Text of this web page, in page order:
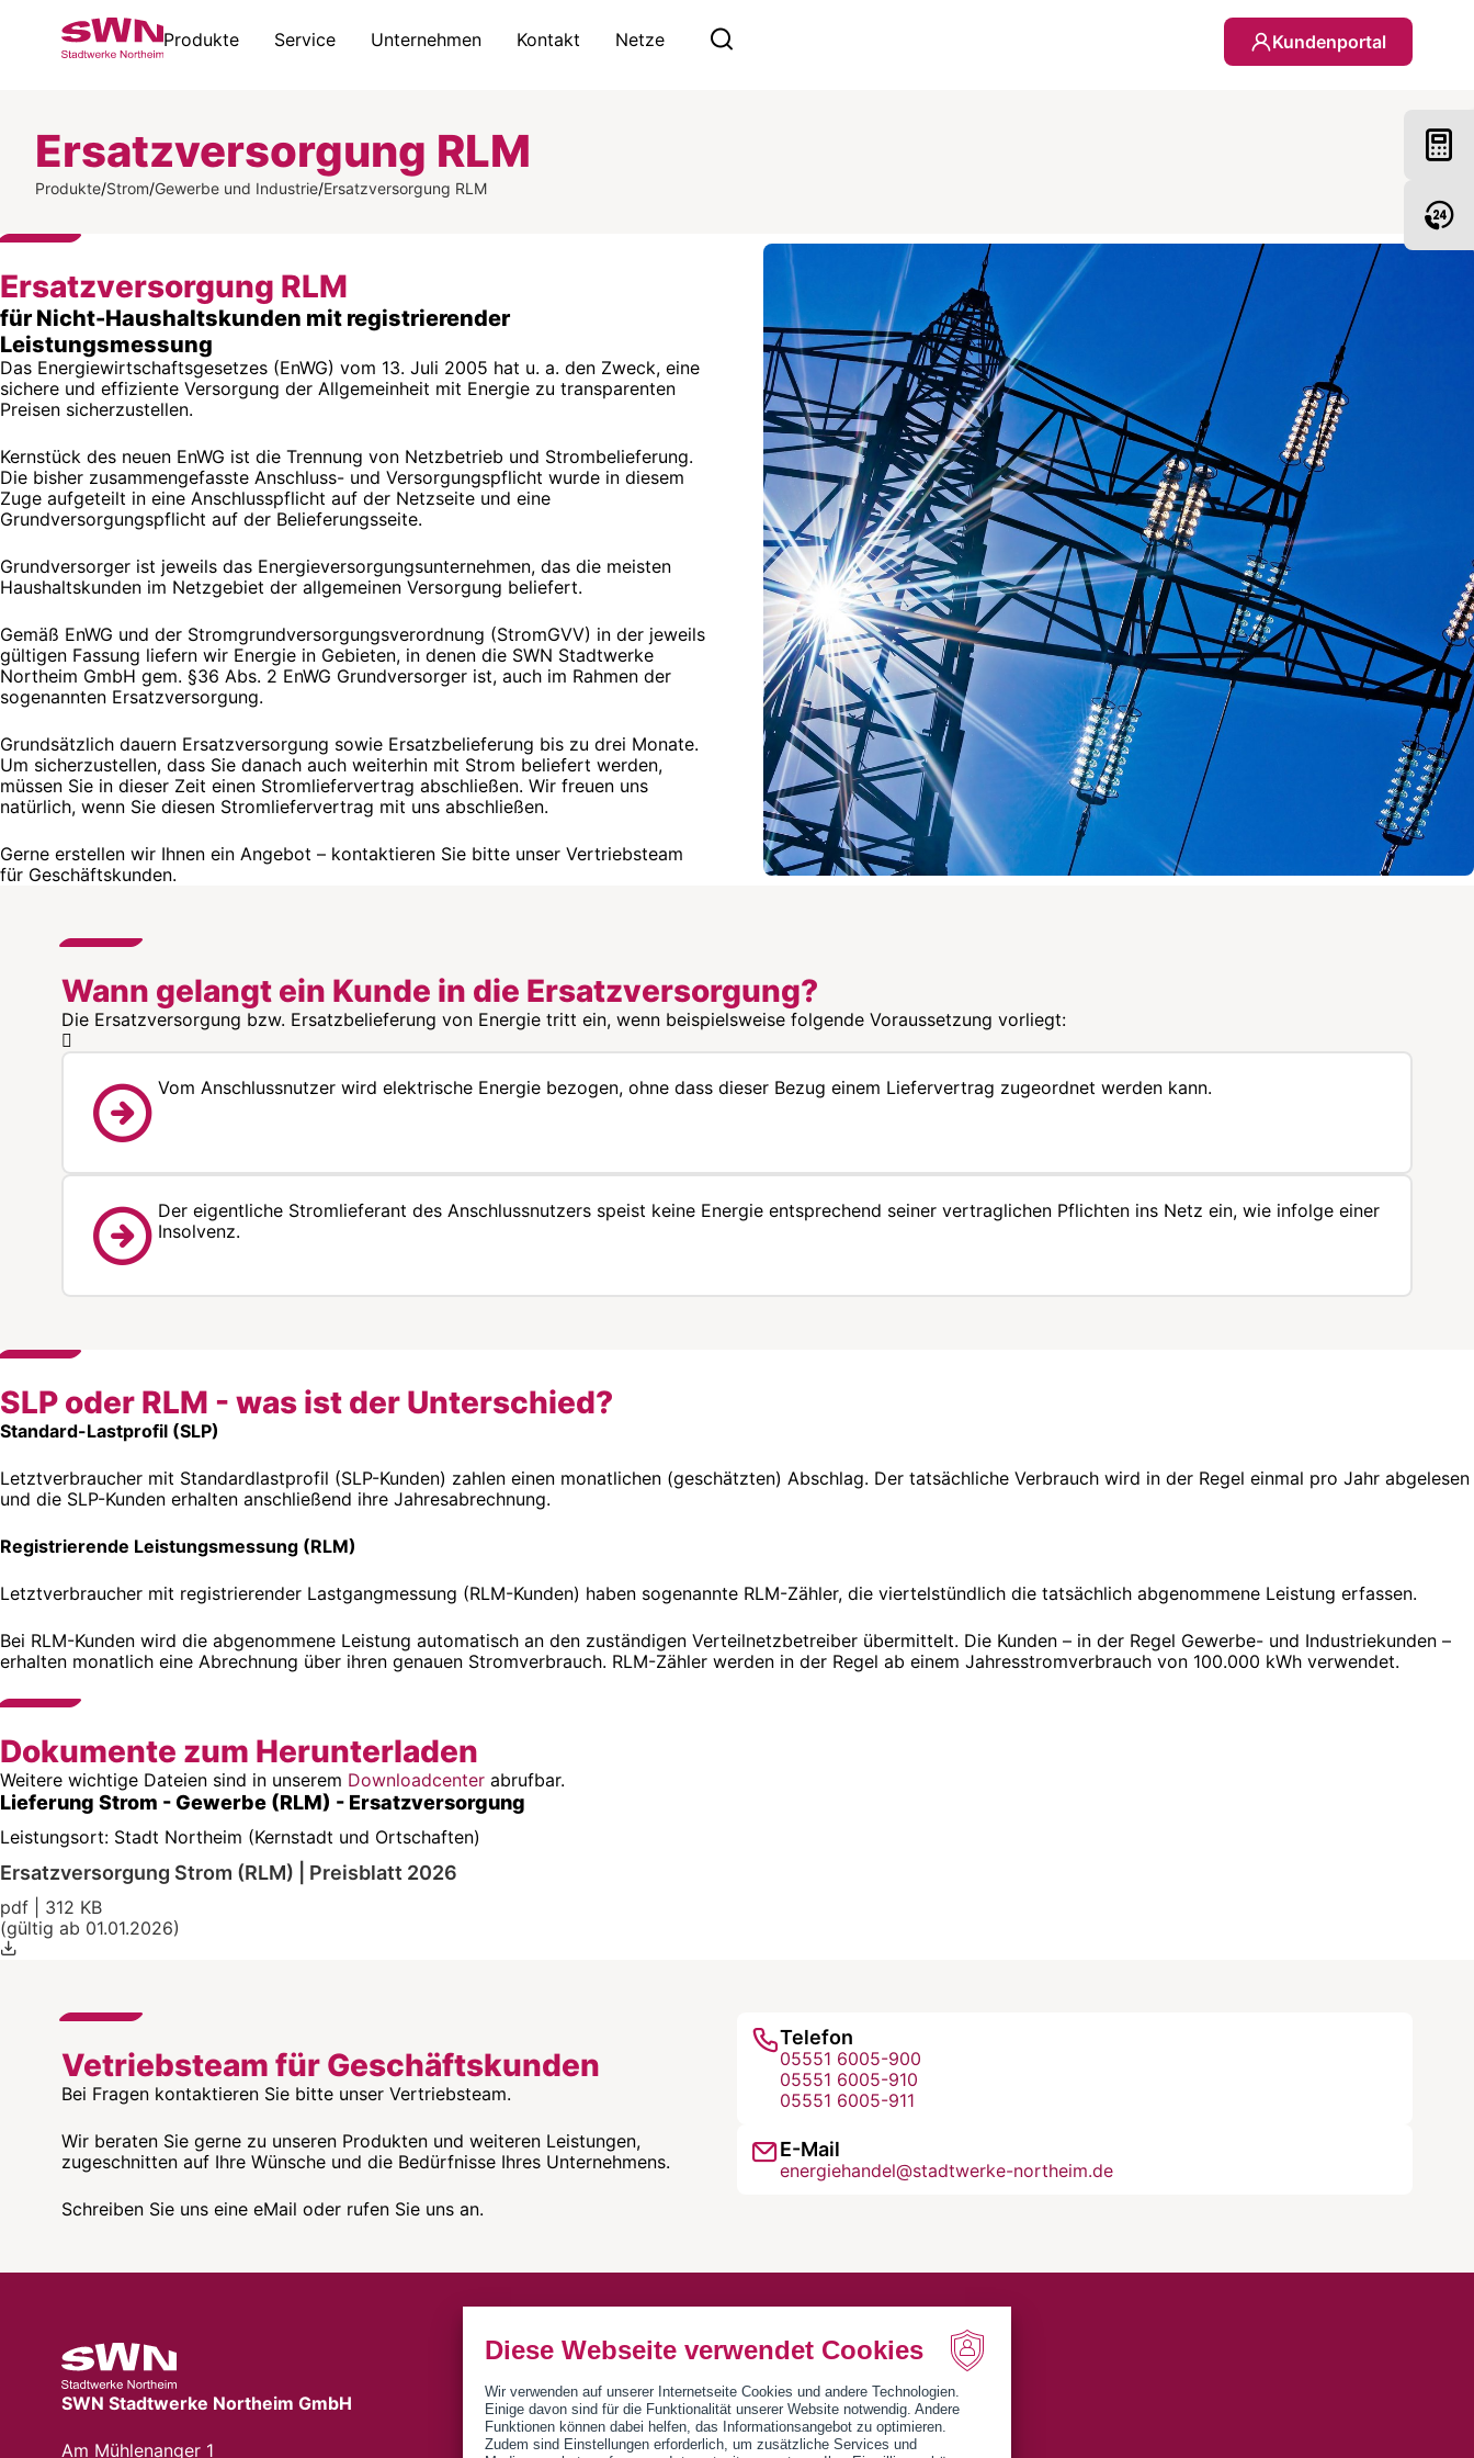
Produkte
Service Unternehmen Kontakt Netze Kundenportal
Ersatzversorgung RLM
Produkte/Strom/Gewerbe und Industrie/Ersatzversorgung RLM
Ersatzversorgung RLM
für Nicht-Haushaltskunden mit registrierender
Leistungsmessung
Das Energiewirtschaftsgesetzes (EnWG) vom 13. Juli 2005 hat u. a. den Zweck, eine
sichere und effiziente Versorgung der Allgemeinheit mit Energie zu transparenten
Preisen sicherzustellen.
Kernstück des neuen EnWG ist die Trennung von Netzbetrieb und Strombelieferung.
Die bisher zusammengefasste Anschluss- und Versorgungspflicht wurde in diesem
Zuge aufgeteilt in eine Anschlusspflicht auf der Netzseite und eine
Grundversorgungspflicht auf der Belieferungsseite.
Grundversorger ist jeweils das Energieversorgungsunternehmen, das die meisten
Haushaltskunden im Netzgebiet der allgemeinen Versorgung beliefert.
Gemäß EnWG und der Stromgrundversorgungsverordnung (StromGVV) in der jeweils
gültigen Fassung liefern wir Energie in Gebieten, in denen die SWN Stadtwerke
Northeim GmbH gem. §36 Abs. 2 EnWG Grundversorger ist, auch im Rahmen der
sogenannten Ersatzversorgung.
Grundsätzlich dauern Ersatzversorgung sowie Ersatzbelieferung bis zu drei Monate.
Um sicherzustellen, dass Sie danach auch weiterhin mit Strom beliefert werden,
müssen Sie in dieser Zeit einen Stromliefervertrag abschließen. Wir freuen uns
natürlich, wenn Sie diesen Stromliefervertrag mit uns abschließen.
Gerne erstellen wir Ihnen ein Angebot – kontaktieren Sie bitte unser Vertriebsteam
für Geschäftskunden.
Wann gelangt ein Kunde in die Ersatzversorgung?
Die Ersatzversorgung bzw. Ersatzbelieferung von Energie tritt ein, wenn beispielsweise folgende Voraussetzung vorliegt:
Vom Anschlussnutzer wird elektrische Energie bezogen, ohne dass dieser Bezug einem Liefervertrag zugeordnet werden kann.
Der eigentliche Stromlieferant des Anschlussnutzers speist keine Energie entsprechend seiner vertraglichen Pflichten ins Netz ein, wie infolge einer
Insolvenz.
SLP oder RLM - was ist der Unterschied?
Standard-Lastprofil (SLP)
Letztverbraucher mit Standardlastprofil (SLP-Kunden) zahlen einen monatlichen (geschätzten) Abschlag. Der tatsächliche Verbrauch wird in der Regel einmal pro Jahr abgelesen
und die SLP-Kunden erhalten anschließend ihre Jahresabrechnung.
Registrierende Leistungsmessung (RLM)
Letztverbraucher mit registrierender Lastgangmessung (RLM-Kunden) haben sogenannte RLM-Zähler, die viertelstündlich die tatsächlich abgenommene Leistung erfassen.
Bei RLM-Kunden wird die abgenommene Leistung automatisch an den zuständigen Verteilnetzbetreiber übermittelt. Die Kunden – in der Regel Gewerbe- und Industriekunden –
erhalten monatlich eine Abrechnung über ihren genauen Stromverbrauch. RLM-Zähler werden in der Regel ab einem Jahresstromverbrauch von 100.000 kWh verwendet.
Dokumente zum Herunterladen
Weitere wichtige Dateien sind in unserem Downloadcenter abrufbar.
Lieferung Strom - Gewerbe (RLM) - Ersatzversorgung
Leistungsort: Stadt Northeim (Kernstadt und Ortschaften)
Ersatzversorgung Strom (RLM) | Preisblatt 2026
pdf | 312 KB
(gültig ab 01.01.2026)
Vetriebsteam für Geschäftskunden
Bei Fragen kontaktieren Sie bitte unser Vertriebsteam.
Wir beraten Sie gerne zu unseren Produkten und weiteren Leistungen,
zugeschnitten auf Ihre Wünsche und die Bedürfnisse Ihres Unternehmens.
Schreiben Sie uns eine eMail oder rufen Sie uns an.
Telefon
05551 6005-900
05551 6005-910
05551 6005-911
E-Mail
energiehandel@stadtwerke-northeim.de
SWN Stadtwerke Northeim GmbH
Am Mühlenanger 1
Diese Webseite verwendet Cookies
Wir verwenden auf unserer Internetseite Cookies und andere Technologien.
Einige davon sind für die Funktionalität unserer Website notwendig. Andere
Funktionen können dabei helfen, das Informationsangebot zu optimieren.
Zudem sind Einstellungen erforderlich, um zusätzliche Services und